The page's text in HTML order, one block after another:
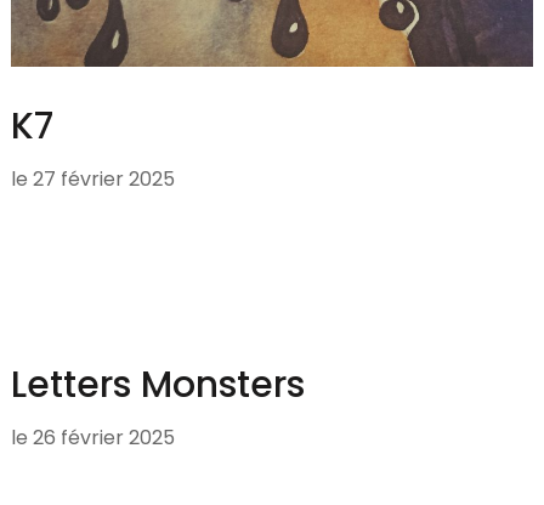
K7
le 27 février 2025
Letters Monsters
le 26 février 2025